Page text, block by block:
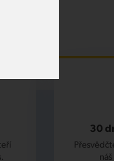
30